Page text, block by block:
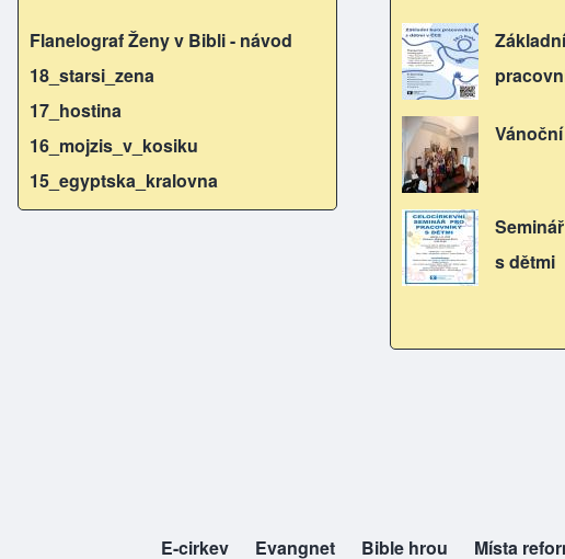
Flanelograf Ženy v Bibli - návod
18_starsi_zena
17_hostina
16_mojzis_v_kosiku
15_egyptska_kralovna
s dětmi
E-cirkev
(opens in new tab)
Evangnet
(opens in new tab)Bible hrou
(opens in new tab)
Místa
(opens in